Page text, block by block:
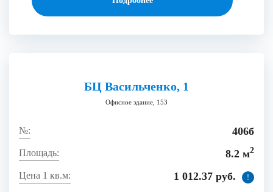
БЦ Васильченко, 1
Офисное здание, 153
406б
8.2 м2
1 012.37 руб. !